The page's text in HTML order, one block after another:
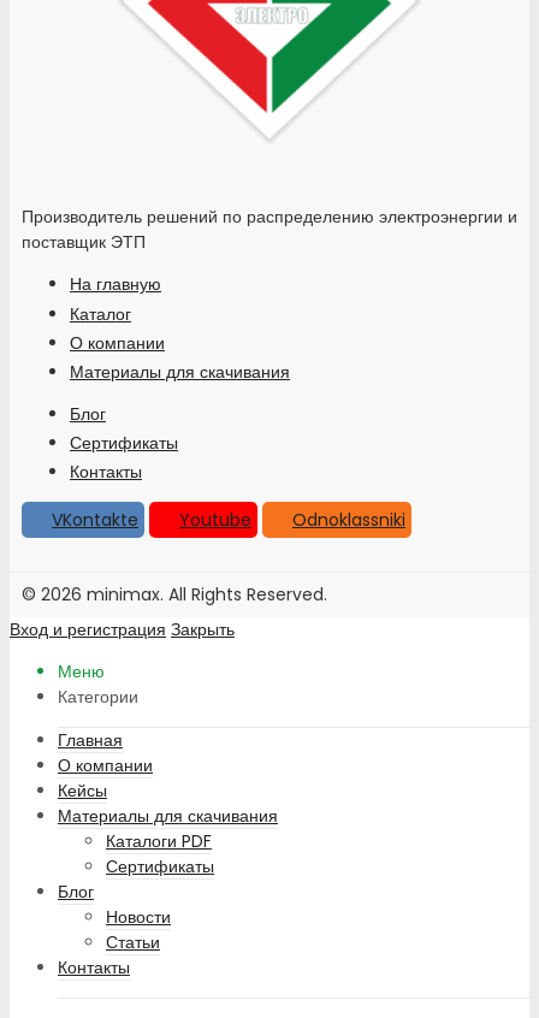
Производитель решений по распределению электроэнергии и
поставщик ЭТП
На главную
Каталог
О компании
Материалы для скачивания
Блог
Сертификаты
Контакты
VKontakte
Youtube Odnoklassniki
© 2026 minimax. All Rights Reserved.
Вход и регистрация Закрыть
Меню
Категории
Главная
О компании
Кейсы
Материалы для скачивания
Каталоги PDF
Сертификаты
Блог
Новости
Статьи
Контакты